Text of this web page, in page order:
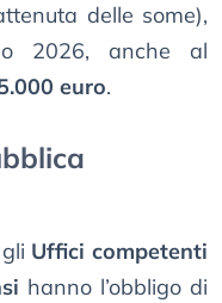
delle some),
2026, anche al
euro.
Uffici competenti
hanno l’obbligo di